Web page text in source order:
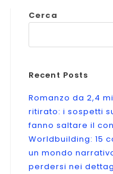
Cerca
Recent Posts
Romanzo da 2,4
ritirato: i sospetti
fanno saltare il
Worldbuilding: 15
un mondo
perdersi nei